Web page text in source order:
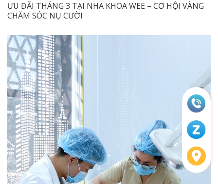
ƯU ĐÃI THÁNG 3 TẠI NHA KHOA WEE – CƠ HỘI VÀNG
CHĂM SÓC NỤ CƯỜI